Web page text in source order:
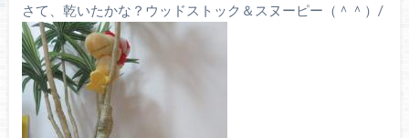
さて、乾いたかな？ウッドストック＆スヌーピー（＾＾）/